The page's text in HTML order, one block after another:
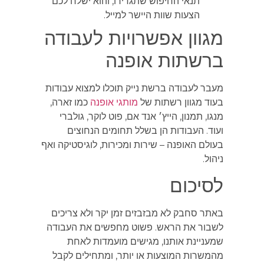
הצעות שוות היישר למייל.
מגוון אפשרויות לעבודה
ברשתות אופנה
מעבר לעבודה ברשת נייק תוכלו למצוא עבודות
בעוד מגוון רשתות של מותגי אופנהכמו זארה,
מנגו, תמנון, הייץ׳ אנד אם, פוט לוקר, גולברי
ועוד. העבודות הן בשלל תחומים הנחוצים
בעולם האופנה – שירות ומכירות, לוגיסטיקה ואף
ניהול.
לסיכום
באתר סחבק לא מבזבזים זמן יקר ולא צריכים
לשבור את הראש. פשוט מחפשים את העבודה
שמעניינת אותנו, מגישים מועמדות לאחת
מהמשרות המוצעות או יותר, ומתחילים לקבל